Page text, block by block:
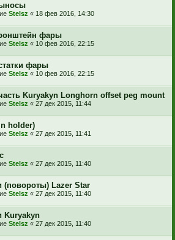
Stelsz « 18 фев 2016, 14:30
фары
Stelsz « 10 фев 2016, 22:15
фары
Stelsz « 10 фев 2016, 22:15
Kuryakyn Longhorn offset peg mount
Stelsz « 27 дек 2015, 11:44
holder)
Stelsz « 27 дек 2015, 11:41
Stelsz « 27 дек 2015, 11:40
(повороты) Lazer Star
Stelsz « 27 дек 2015, 11:40
Kuryakyn
Stelsz « 27 дек 2015, 11:40